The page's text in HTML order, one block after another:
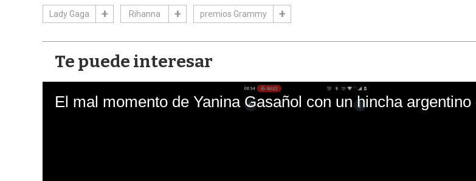
Lady Gaga Rihanna premios Grammy
Te puede interesar